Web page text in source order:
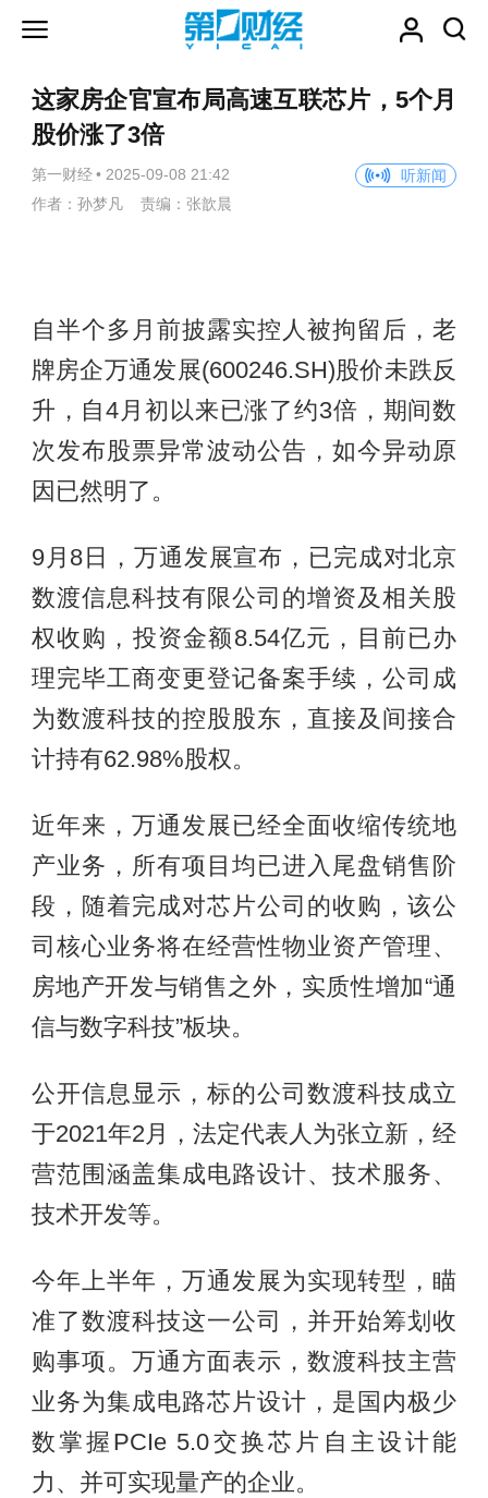
这家房企官宣布局高速互联芯片，5个月
股价涨了3倍
第一财经 • 2025-09-08 21:42
听新闻
作者：孙梦凡 责编：张歆晨
自半个多月前披露实控人被拘留后，老
牌房企万通发展(600246.SH)股价未跌反
升，自4月初以来已涨了约3倍，期间数
次发布股票异常波动公告，如今异动原
因已然明了。
9月8日，万通发展宣布，已完成对北京
数渡信息科技有限公司的增资及相关股
权收购，投资金额8.54亿元，目前已办
理完毕工商变更登记备案手续，公司成
为数渡科技的控股股东，直接及间接合
计持有62.98%股权。
近年来，万通发展已经全面收缩传统地
产业务，所有项目均已进入尾盘销售阶
段，随着完成对芯片公司的收购，该公
司核心业务将在经营性物业资产管理、
房地产开发与销售之外，实质性增加“通
信与数字科技”板块。
公开信息显示，标的公司数渡科技成立
于2021年2月，法定代表人为张立新，经
营范围涵盖集成电路设计、技术服务、
技术开发等。
今年上半年，万通发展为实现转型，瞄
准了数渡科技这一公司，并开始筹划收
购事项。万通方面表示，数渡科技主营
业务为集成电路芯片设计，是国内极少
数掌握PCIe 5.0交换芯片自主设计能
力、并可实现量产的企业。